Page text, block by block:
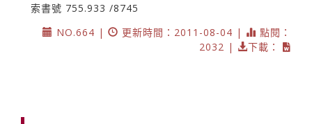
索書號 755.933 /8745
NO.664 |
更新時間：2011-08-04 |
點閱：
2032 |
下載：